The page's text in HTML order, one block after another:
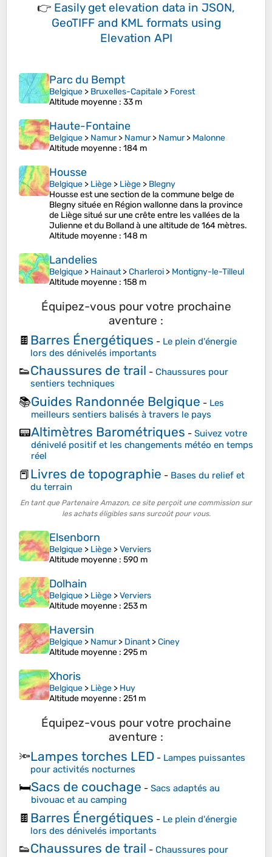
👉 Easily get elevation data in JSON,
GeoTIFF and KML formats using
Elevation API
Parc du Bempt
Belgique > Bruxelles-Capitale > Forest
Altitude moyenne : 33 m
Haute-Fontaine
Belgique > Namur> Namur> Namur> Malonne
Altitude moyenne : 184 m
Housse
Belgique > Liège > Liège > Blegny
Housse est une section de la commune belge de
Blegny située en Région wallonne dans la province
de Liège situé sur une crête entre les vallées de la
Julienne et du Bolland à une altitude de 164 mètres.
Altitude moyenne : 148 m
Landelies
Belgique > Hainaut>Charleroi > Montigny-le-Tilleul
Altitude moyenne : 158 m
Équipez-vous pour votre prochaine
aventure :
🍫 Barres Énergétiques - Le plein d'énergie
lors des dénivelés importants
👟Chaussures de trail - Chaussures pour
sentiers techniques
📚Guides Randonnée Belgique - Les
meilleurs sentiers balisés à travers le pays
📟Altimètres Barométriques - Suivez votre
dénivelé positif et les changements météo en temps
réel
📕Livres de topographie - Bases du relief et
du terrain
En tant que Partenaire Amazon, ce site perçoit une commission sur
les achats éligibles sans surcoût pour vous.
Elsenborn
Belgique > Liège >Verviers
Altitude moyenne : 590 m
Dolhain
Belgique > Liège >Verviers
Altitude moyenne : 253 m
Haversin
Belgique > Namur> Dinant>Ciney
Altitude moyenne : 295 m
Xhoris
Belgique > Liège > Huy
Altitude moyenne : 251 m
Équipez-vous pour votre prochaine
aventure :
🔦Lampes torches LED - Lampes puissantes
pour activités nocturnes
🛏️Sacs de couchage - Sacs adaptés au
bivouac et au camping
🍫 Barres Énergétiques - Le plein d'énergie
lors des dénivelés importants
👟Chaussures de trail - Chaussures pour